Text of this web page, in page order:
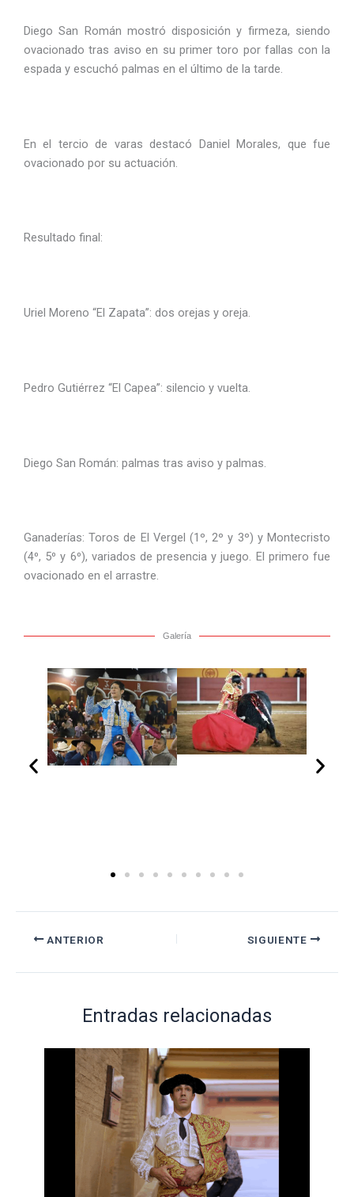
Diego San Román mostró disposición y firmeza, siendo
ovacionado tras aviso en su primer toro por fallas con la
espada y escuchó palmas en el último de la tarde.
En el tercio de varas destacó Daniel Morales, que fue
ovacionado por su actuación.
Resultado final:
Uriel Moreno “El Zapata”: dos orejas y oreja.
Pedro Gutiérrez “El Capea”: silencio y vuelta.
Diego San Román: palmas tras aviso y palmas.
Ganaderías: Toros de El Vergel (1º, 2º y 3º) y Montecristo
(4⁰, 5⁰ y 6⁰), variados de presencia y juego. El primero fue
ovacionado en el arrastre.
Galería
ANTERIOR SIGUIENTE
Entradas relacionadas